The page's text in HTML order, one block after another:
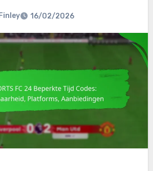
16/02/2026